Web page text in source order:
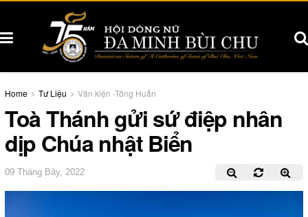
Home Tư Liệu Văn kiện -Tông Huấn
Toà Thánh gửi sứ điệp nhân
dịp Chúa nhật Biển
09 Tháng Bảy, 2022